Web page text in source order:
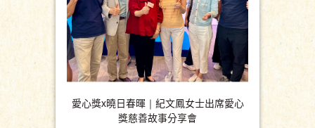
愛心獎x曉日春暉｜紀文鳳女士出席愛心
獎慈善故事分享會